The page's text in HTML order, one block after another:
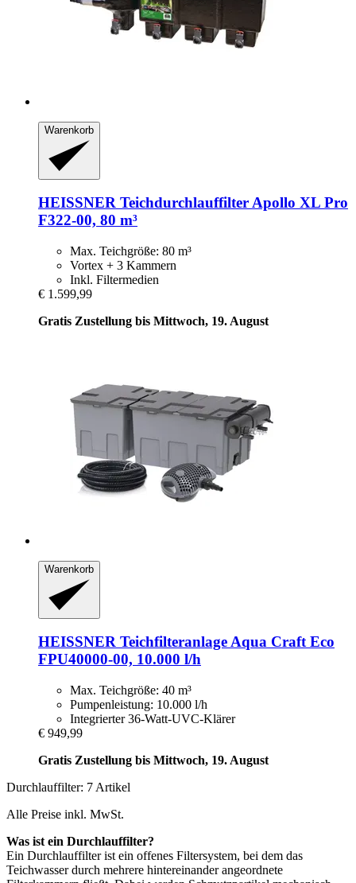
Warenkorb
HEISSNER Teichdurchlauffilter Apollo XL Pro
F322-​00, 80 m³
Max. Teichgröße: 80 m³
Vortex + 3 Kammern
Inkl. Filtermedien
€ 1.599,99
Gratis Zustellung bis Mittwoch, 19. August
Warenkorb
HEISSNER Teichfilteranlage Aqua Craft Eco
FPU40000-​00, 10.000 l/h
Max. Teichgröße: 40 m³
Pumpenleistung: 10.000 l/h
Integrierter 36-Watt-UVC-Klärer
€ 949,99
Gratis Zustellung bis Mittwoch, 19. August
Durchlauffilter: 7 Artikel
Alle Preise inkl. MwSt.
Was ist ein Durchlauffilter?
Ein Durchlauffilter ist ein offenes Filtersystem, bei dem das
Teichwasser durch mehrere hintereinander angeordnete